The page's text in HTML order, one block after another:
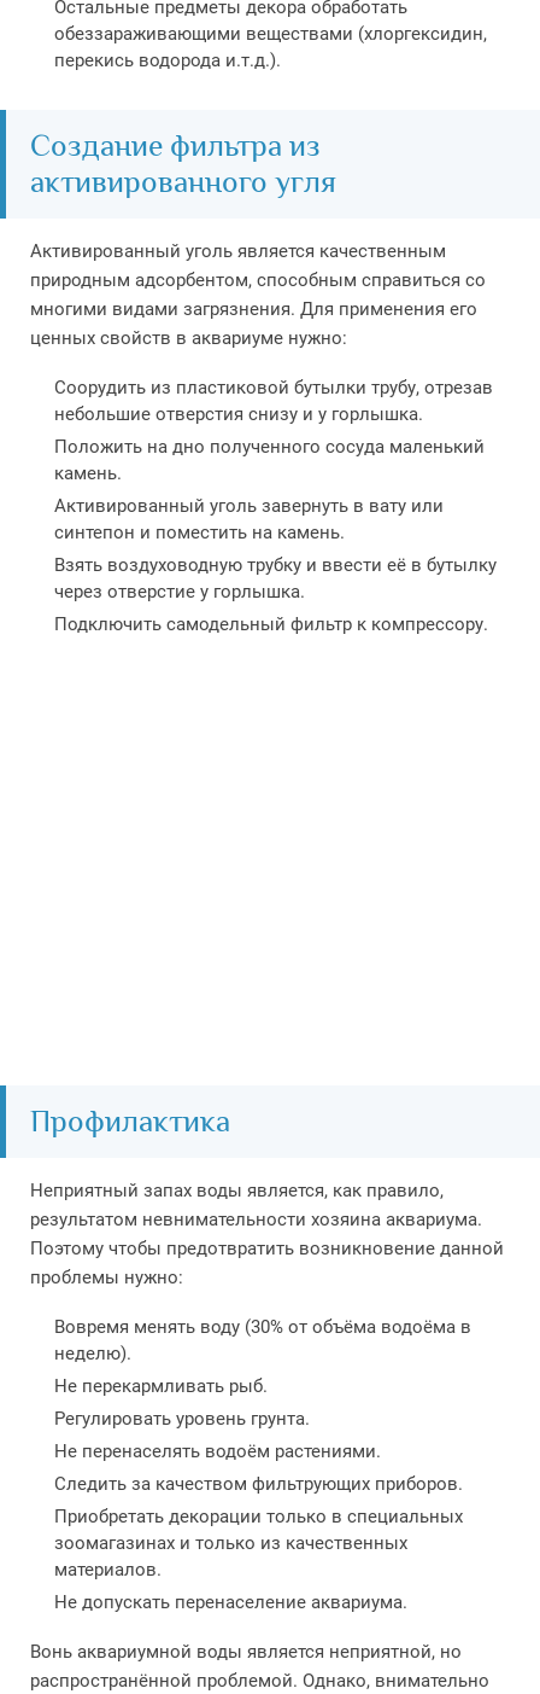
Остальные предметы декора обработать
обеззараживающими веществами (хлоргексидин,
перекись водорода и.т.д.).
Создание фильтра из
активированного угля
Активированный уголь является качественным
природным адсорбентом, способным справиться со
многими видами загрязнения. Для применения его
ценных свойств в аквариуме нужно:
Соорудить из пластиковой бутылки трубу, отрезав
небольшие отверстия снизу и у горлышка.
Положить на дно полученного сосуда маленький
камень.
Активированный уголь завернуть в вату или
синтепон и поместить на камень.
Взять воздуховодную трубку и ввести её в бутылку
через отверстие у горлышка.
Подключить самодельный фильтр к компрессору.
Профилактика
Неприятный запах воды является, как правило,
результатом невнимательности хозяина аквариума.
Поэтому чтобы предотвратить возникновение данной
проблемы нужно:
Вовремя менять воду (30% от объёма водоёма в
неделю).
Не перекармливать рыб.
Регулировать уровень грунта.
Не перенаселять водоём растениями.
Следить за качеством фильтрующих приборов.
Приобретать декорации только в специальных
зоомагазинах и только из качественных
материалов.
Не допускать перенаселение аквариума.
Вонь аквариумной воды является неприятной, но
распространённой проблемой. Однако, внимательно